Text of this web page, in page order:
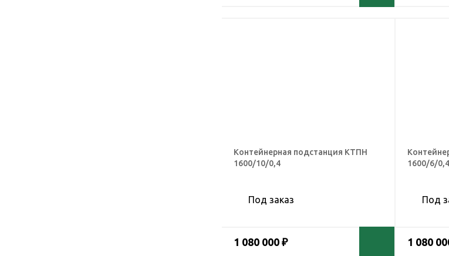
Контейнерная подстанция КТПН
1600/10/0,4
Под заказ
1 080 000 ₽
1600/6/0,4
Под
1 080